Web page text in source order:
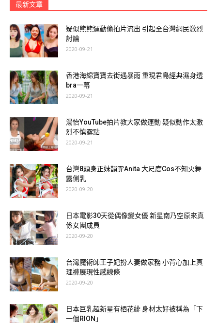
之前已經疑似真空行街：
最新文章
疑似熊熊運動偷拍片流出 引起全台灣網民激烈
討論
2020-09-21
香港海綿寶寶去街遇暴雨 重現君島經典濕身透
bra一幕
2020-09-21
湯怡YouTube拍片教大家做運動 疑似動作太激
烈不慎露點
2020-09-21
台灣8頭身正妹韻霏Anita 大尺度Cos不知火舞
露側乳
2020-09-20
日本電影30天從偶像變女優 新星南乃空原來真
係女團成員
2020-09-20
台灣魔術師王子妃扮人妻做家務 小背心加上真
理褲展現性感線條
2020-09-20
日本巨乳超新星有栖花緋 身材太好被稱為「下
一個RION」